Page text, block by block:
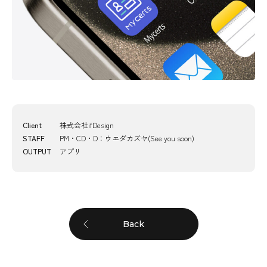
Client
株式会社ifDesign
STAFF
PM・CD・D：ウエダカズヤ(See you soon)
OUTPUT
アプリ
Back